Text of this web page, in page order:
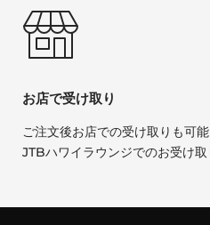
お店で受け取り
ご注文後お店での受け取りも可
JTBハワイラウンジでのお受け取